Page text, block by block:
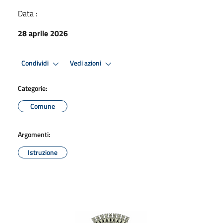
Data :
28 aprile 2026
Condividi Vedi azioni
Categorie:
Comune
Argomenti:
Istruzione